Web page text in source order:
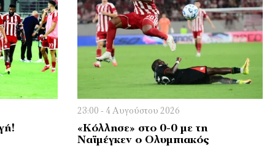
23:00 - 4 Αυγούστου 2026
«Κόλλησε» στο 0-0 με τη
Ναϊμέγκεν ο Ολυμπιακός